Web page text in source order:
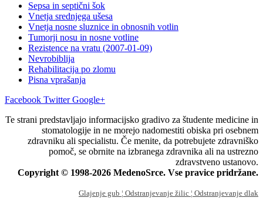
Sepsa in septični šok
Vnetja srednjega ušesa
Vnetja nosne sluznice in obnosnih votlin
Tumorji nosu in nosne votline
Rezistence na vratu (2007-01-09)
Nevrobiblija
Rehabilitacija po zlomu
Pisna vprašanja
Facebook Twitter Google+
Te strani predstavljajo informacijsko gradivo za študente medicine in
stomatologije in ne morejo nadomestiti obiska pri osebnem
zdravniku ali specialistu. Če menite, da potrebujete zdravniško
pomoč, se obrnite na izbranega zdravnika ali na ustrezno
zdravstveno ustanovo.
Copyright © 1998-2026 MedenoSrce. Vse pravice pridržane.
Glajenje gub ¦ Odstranjevanje žilic ¦ Odstranjevanje dlak